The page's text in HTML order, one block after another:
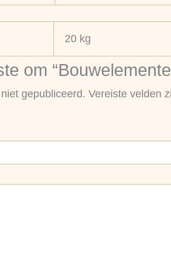
20 kg
om
gepubliceerd. Vereiste velden